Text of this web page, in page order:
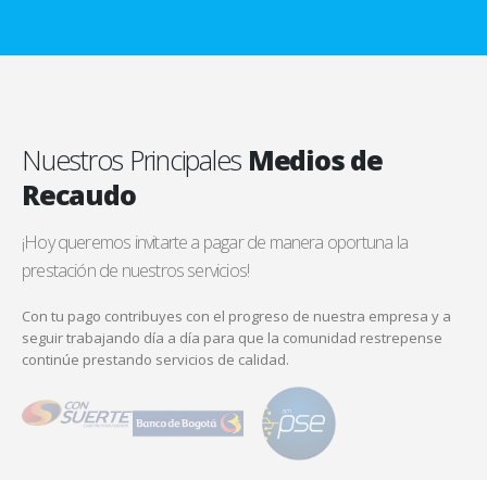
Nuestros Principales Medios de
Recaudo
¡Hoy queremos invitarte a pagar de manera oportuna la
prestación de nuestros servicios!
Con tu pago contribuyes con el progreso de nuestra empresa y a
seguir trabajando día a día para que la comunidad restrepense
continúe prestando servicios de calidad.